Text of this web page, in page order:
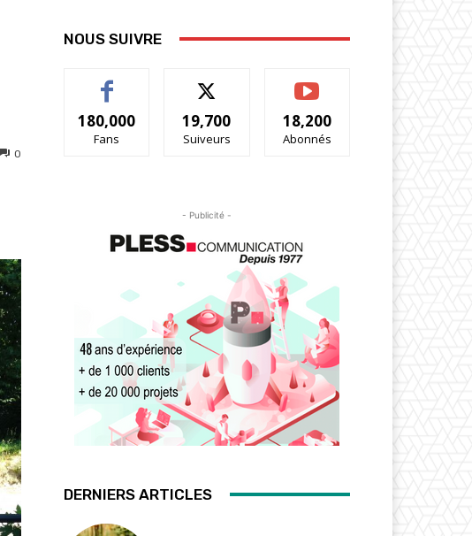
0
NOUS SUIVRE
180,000
Fans
19,700
Suiveurs
18,200
Abonnés
- Publicité -
DERNIERS ARTICLES